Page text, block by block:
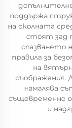
поддържа
на околната
стоят зад
спазването
правила за
на
съображения.
намалява
същевременно
и